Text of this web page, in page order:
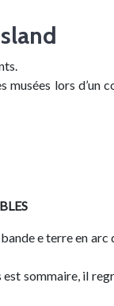
lors d’un
e terre en
sommaire, il